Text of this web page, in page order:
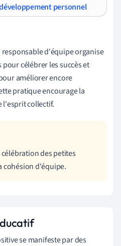
personnel
d'équipe organise
célébrer les succès et
améliorer encore
pratique encourage la
l'esprit collectif.
des petites
cohésion d'équipe.
se manifeste par des